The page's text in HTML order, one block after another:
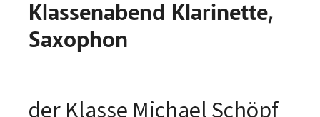
Klassenabend Klarinette,
Saxophon